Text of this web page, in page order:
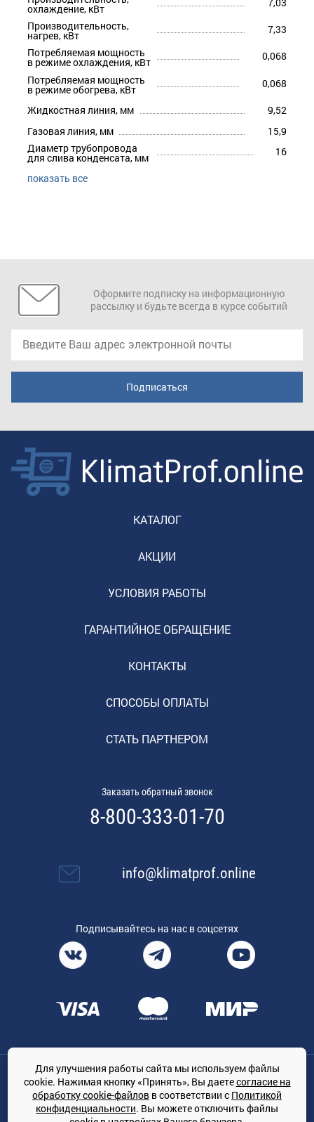
охлаждение, кВт
Производительность,
нагрев, кВт
7,33
Потребляемая мощность
в режиме охлаждения, кВт
0,068
Потребляемая мощность
в режиме обогрева, кВт 0,068
Жидкостная линия, мм
9,52
Газовая линия, мм
15,9
Диаметр трубопровода
для слива конденсата, мм 16
показать все
Оформите подписку на информационную
рассылку и будьте всегда в курсе событий
КАТАЛОГ
АКЦИИ
УСЛОВИЯ РАБОТЫ
ГАРАНТИЙНОЕ ОБРАЩЕНИЕ
КОНТАКТЫ
СПОСОБЫ ОПЛАТЫ
СТАТЬ ПАРТНЕРОМ
Заказать обратный звонок
8-800-333-01-70
info@klimatprof.online
Подписывайтесь на нас в соцсетях
Общество с ограниченной ответственностью «ТРЕЙДКОН», ОГРН:
1167847364079, 197022, г. Санкт-Петербург, проспект Медиков, 7
КЛИМАТПРОФ.ONLINE - оптовая продажа кондиционеров и
климатической техники на территории РФ
Для улучшения работы сайта мы используем файлы
cookie. Нажимая кнопку «Принять», Вы даетесогласие на
обработку cookie-файлов в соответствии с Политикой
конфиденциальности. Вы можете отключить файлы